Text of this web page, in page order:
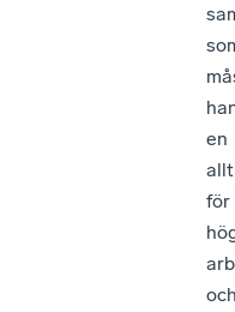
en
allt
för